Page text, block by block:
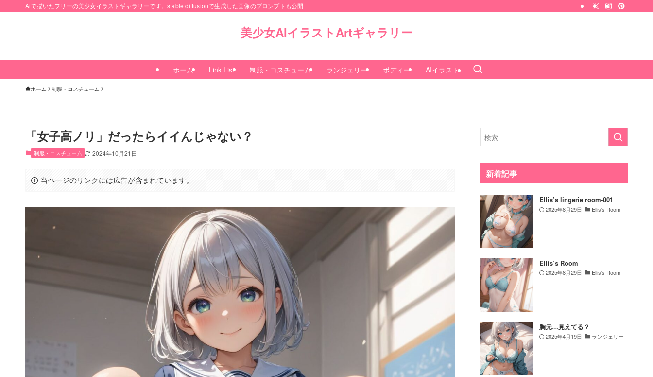
Aiで描いたフリーの美少女イラストギャラリーです。stable diffusionで生成した画像のプロンプトも公開
美少女AIイラストArtギャラリー
ホーム Link List 制服・コスチューム ランジェリー ボディー AIイラスト
ホーム 制服・コスチューム
「女子高ノリ」だったらイイんじゃない？
制服・コスチューム 2024年10月21日
当ページのリンクには広告が含まれています。
新着記事
Ellis’s lingerie room-001
2025年8月29日 Ellis's Room
Ellis’s Room
2025年8月29日 Ellis's Room
胸元…見えてる？
2025年4月19日 ランジェリー